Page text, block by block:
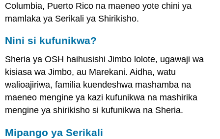
Columbia, Puerto Rico na maeneo yote chini ya
mamlaka ya Serikali ya Shirikisho.
Nini si kufunikwa?
Sheria ya OSH haihusishi Jimbo lolote, ugawaji wa
kisiasa wa Jimbo, au Marekani. Aidha, watu
walioajiriwa, familia kuendeshwa mashamba na
maeneo mengine ya kazi kufunikwa na mashirika
mengine ya shirikisho si kufunikwa na Sheria.
Mipango ya Serikali